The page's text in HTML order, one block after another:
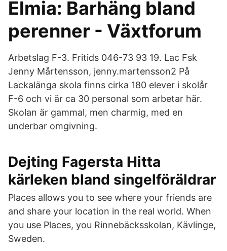
Elmia: Barhäng bland
perenner - Växtforum
Arbetslag F-3. Fritids 046-73 93 19. Lac Fsk
Jenny Mårtensson, jenny.martensson2 På
Lackalänga skola finns cirka 180 elever i skolår
F-6 och vi är ca 30 personal som arbetar här.
Skolan är gammal, men charmig, med en
underbar omgivning.
Dejting Fagersta Hitta
kärleken bland singelföräldrar
Places allows you to see where your friends are
and share your location in the real world. When
you use Places, you Rinnebäcksskolan, Kävlinge,
Sweden.